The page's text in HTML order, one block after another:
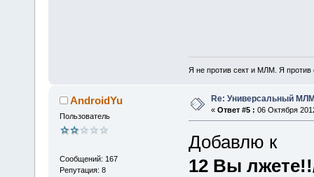
Я не против сект и МЛМ. Я
AndroidYu
Пользователь
Сообщений: 167
Репутация: 8
Re: Универсальный
« Ответ #5 : 06 Октября
Добавлю к
12 Вы